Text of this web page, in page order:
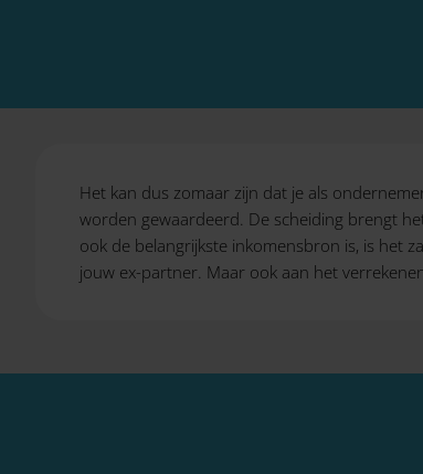
Het kan dus zomaar zijn dat je als
worden gewaardeerd. De scheiding brengt
ook de belangrijkste inkomensbron is, is het
jouw ex-partner. Maar ook aan het